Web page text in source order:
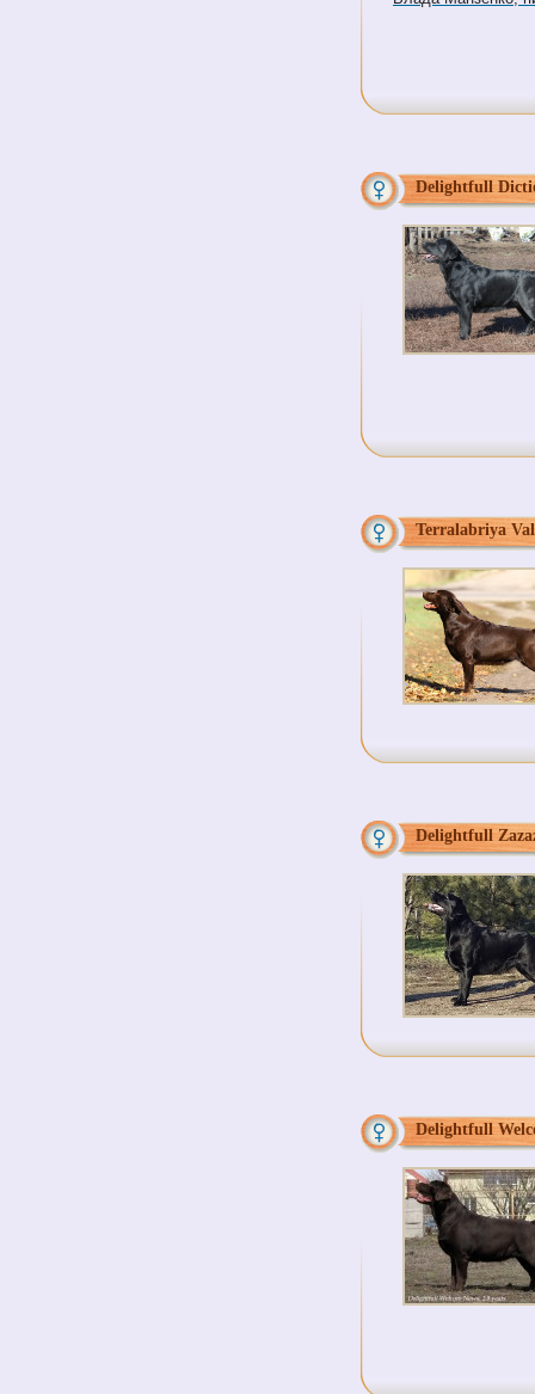
Delightfull
Terralabriya
Delightfull
Delightfull